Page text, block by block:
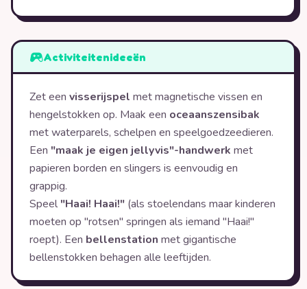
Activiteitenideeën
Zet een visserijspel met magnetische vissen en
hengelstokken op. Maak een oceaanszensibak
met waterparels, schelpen en speelgoedzeedieren.
Een "maak je eigen jellyvis"-handwerk met
papieren borden en slingers is eenvoudig en
grappig.
Speel"Haai! Haai!" (als stoelendans maar kinderen
moeten op "rotsen" springen als iemand "Haai!"
roept). Een bellenstation met gigantische
bellenstokken behagen alle leeftijden.